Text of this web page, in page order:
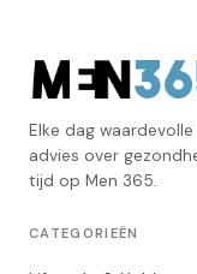
Elke dag
advies over
tijd op Men 365.
CATEGORIEËN